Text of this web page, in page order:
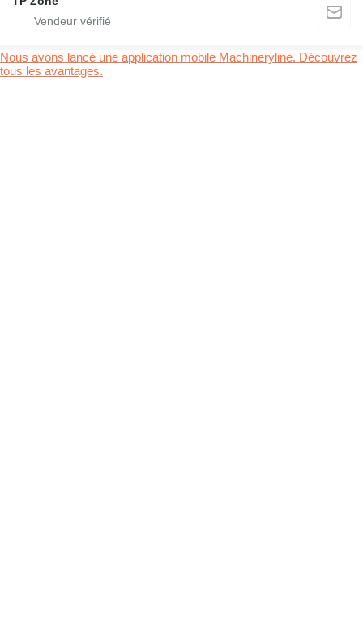
Nous avons lancé une application mobile Machineryline. Découvrez
tous les avantages.